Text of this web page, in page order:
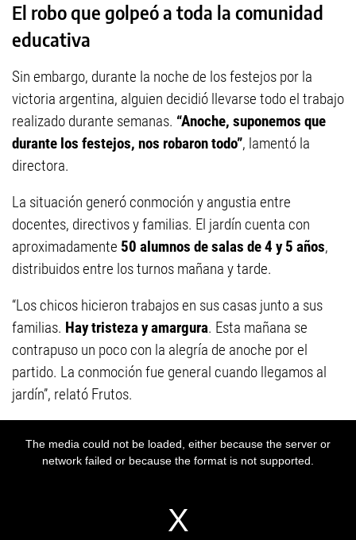
El robo que golpeó a toda la comunidad
educativa
Sin embargo, durante la noche de los festejos por la
victoria argentina, alguien decidió llevarse todo el trabajo
realizado durante semanas. “Anoche, suponemos que
durante los festejos, nos robaron todo”, lamentó la
directora.
La situación generó conmoción y angustia entre
docentes, directivos y familias. El jardín cuenta con
aproximadamente 50 alumnos de salas de 4 y 5 años,
distribuidos entre los turnos mañana y tarde.
“Los chicos hicieron trabajos en sus casas junto a sus
familias. Hay tristeza y amargura. Esta mañana se
contrapuso un poco con la alegría de anoche por el
partido. La conmoción fue general cuando llegamos al
jardín”, relató Frutos.